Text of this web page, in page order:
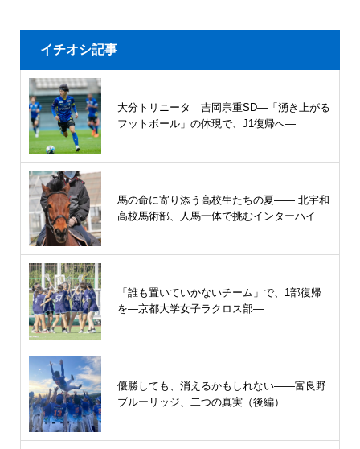
イチオシ記事
大分トリニータ 吉岡宗重SD―「湧き上がる
フットボール」の体現で、J1復帰へ―
馬の命に寄り添う高校生たちの夏—— 北宇和
高校馬術部、人馬一体で挑むインターハイ
「誰も置いていかないチーム」で、1部復帰
を―京都大学女子ラクロス部―
優勝しても、消えるかもしれない――富良野
ブルーリッジ、二つの真実（後編）